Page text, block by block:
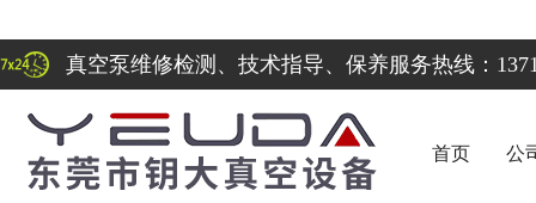
真空泵维修检测、技术指导、保养服务热线：
首页 公